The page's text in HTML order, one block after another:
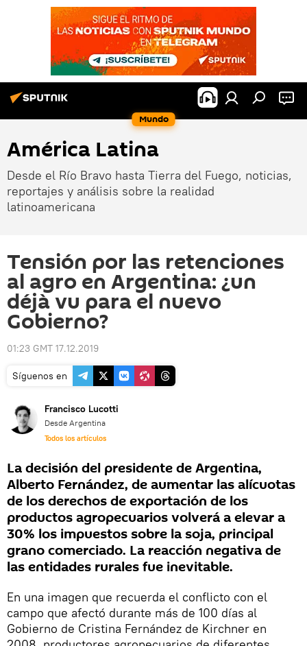
Mundo
América Latina
Desde el Río Bravo hasta Tierra del Fuego, noticias,
reportajes y análisis sobre la realidad
latinoamericana
Tensión por las retenciones
al agro en Argentina: ¿un
déjà vu para el nuevo
Gobierno?
01:23 GMT 17.12.2019
Síguenos en
Francisco Lucotti
Desde Argentina
Todos los artículos
La decisión del presidente de Argentina,
Alberto Fernández, de aumentar las alícuotas
de los derechos de exportación de los
productos agropecuarios volverá a elevar a
30% los impuestos sobre la soja, principal
grano comerciado. La reacción negativa de
las entidades rurales fue inevitable.
En una imagen que recuerda el conflicto con el
campo que afectó durante más de 100 días al
Gobierno de Cristina Fernández de Kirchner en